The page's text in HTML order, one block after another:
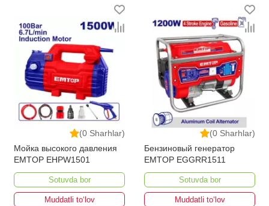
(0 Sharhlar)
Мойка высокого давления
EMTOP EHPW1501
Sotuvda bor
Muddatli to‘lov
(0 Sharhlar)
Бензиновый генератор
EMTOP EGGRR1511
Sotuvda bor
Muddatli to‘lov